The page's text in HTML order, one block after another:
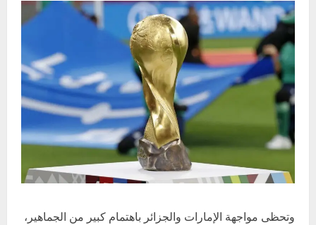
وتحظى مواجهة الإمارات والجزائر باهتمام كبير من الجماهير،